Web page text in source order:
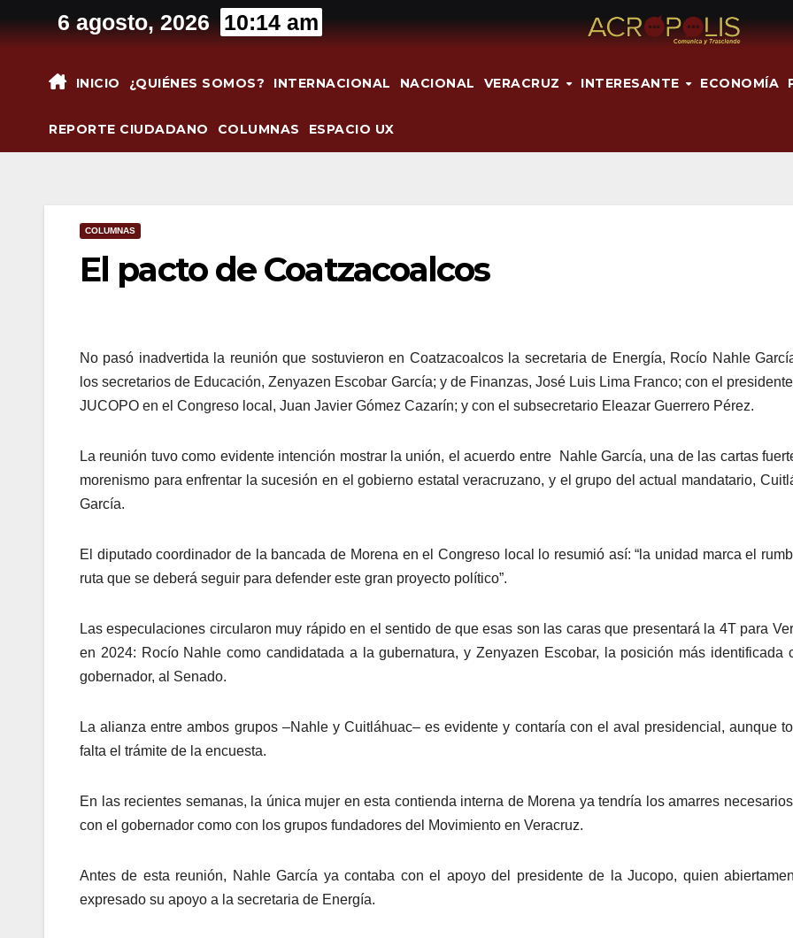
al
6 agosto, 2026 10:14 am
INICIO ¿QUIÉNES SOMOS? INTERNACIONAL NACIONAL VERACRUZ INTERESANTE ECONOMÍA
REPORTE CIUDADANO COLUMNAS ESPACIO UX
COLUMNAS
El pacto de Coatzacoalcos
No pasó inadvertida la reunión que sostuvieron en Coatzacoalcos la secretaria de Energía, Rocío Nahle
los secretarios de Educación, Zenyazen Escobar García; y de Finanzas, José Luis Lima Franco; con el
JUCOPO en el Congreso local, Juan Javier Gómez Cazarín; y con el subsecretario Eleazar Guerrero Pérez.
La reunión tuvo como evidente intención mostrar la unión, el acuerdo entre Nahle García, una de las cartas
morenismo para enfrentar la sucesión en el gobierno estatal veracruzano, y el grupo del actual mandatario,
García.
El diputado coordinador de la bancada de Morena en el Congreso local lo resumió así: “la unidad marca el
ruta que se deberá seguir para defender este gran proyecto político”.
Las especulaciones circularon muy rápido en el sentido de que esas son las caras que presentará la 4T para
en 2024: Rocío Nahle como candidatada a la gubernatura, y Zenyazen Escobar, la posición más identificada
gobernador, al Senado.
La alianza entre ambos grupos –Nahle y Cuitláhuac– es evidente y contaría con el aval presidencial, aunque
falta el trámite de la encuesta.
En las recientes semanas, la única mujer en esta contienda interna de Morena ya tendría los amarres
con el gobernador como con los grupos fundadores del Movimiento en Veracruz.
Antes de esta reunión, Nahle García ya contaba con el apoyo del presidente de la Jucopo, quien
expresado su apoyo a la secretaria de Energía.